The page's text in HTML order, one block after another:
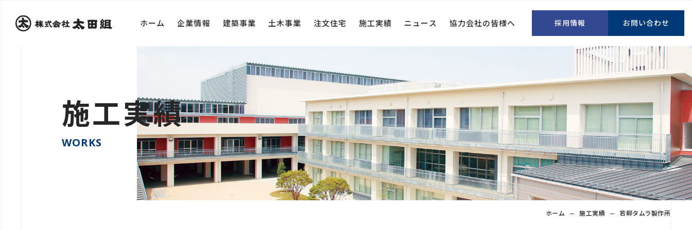
ホーム 企業情報 建築事業 土木事業 注文住宅 施工実績 ニュース 協力会社の皆様へ 採用情報 お問い合わせ
施工実績
WORKS
ホーム 施工実績 若柳タムラ製作所